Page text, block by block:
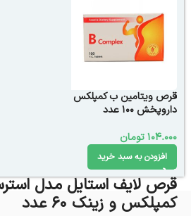
قرص ویتامین ب کمپلکس
داروپخش 100 عدد
104.000تومان
افزودن به سبد خرید
قرص لایف استایل مدل
کمپلکس و زینک 60 عدد